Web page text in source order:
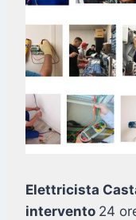
Elettricista
intervento 24